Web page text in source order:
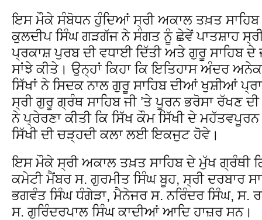
ਇਸ ਮੌਕੇ ਸੰਬੋਧਨ ਹੁੰਦਿਆਂ ਸ੍ਰੀ ਅਕਾਲ ਤਖ਼ਤ ਸਾਹਿਬ
ਕੁਲਦੀਪ ਸਿੰਘ ਗੜਗੱਜ ਨੇ ਸੰਗਤ ਨੂੰ ਛੇਵੇਂ ਪਾਤਸ਼ਾਹ
ਪ੍ਰਕਾਸ਼ ਪੁਰਬ ਦੀ ਵਧਾਈ ਦਿੱਤੀ ਅਤੇ ਗੁਰੂ ਸਾਹਿਬ ਦੇ
ਸਾਂਝੇ ਕੀਤੇ। ਉਨ੍ਹਾਂ ਕਿਹਾ ਕਿ ਇਤਿਹਾਸ ਅੰਦਰ
ਸਿੱਖਾਂ ਨੇ ਸਿਦਕ ਨਾਲ ਗੁਰੂ ਸਾਹਿਬ ਦੀਆਂ ਖੁਸ਼ੀਆਂ
ਸ੍ਰੀ ਗੁਰੂ ਗ੍ਰੰਥ ਸਾਹਿਬ ਜੀ ’ਤੇ ਪੂਰਨ ਭਰੋਸਾ ਰੱਖਣ
ਨੇ ਪ੍ਰੇਰਣਾ ਕੀਤੀ ਕਿ ਸਿੱਖ ਕੌਮ ਸਿੱਖੀ ਦੇ ਮਹੱਤਵਪੂਰਨ
ਸਿੱਖੀ ਦੀ ਚੜ੍ਹਦੀ ਕਲਾ ਲਈ ਇਕਜੁਟ ਹੋਵੇ।
ਇਸ ਮੌਕੇ ਸ੍ਰੀ ਅਕਾਲ ਤਖ਼ਤ ਸਾਹਿਬ ਦੇ ਮੁੱਖ ਗ੍ਰੰਥੀ
ਕਮੇਟੀ ਮੈਂਬਰ ਸ. ਗੁਰਮੀਤ ਸਿੰਘ ਬੂਹ, ਸ੍ਰੀ ਦਰਬਾਰ
ਭਗਵੰਤ ਸਿੰਘ ਧੰਗੇੜਾ, ਮੈਨੇਜਰ ਸ. ਨਰਿੰਦਰ ਸਿੰਘ, ਸ.
ਸ. ਗੁਰਿੰਦਰਪਾਲ ਸਿੰਘ ਕਾਦੀਆਂ ਆਦਿ ਹਾਜ਼ਰ ਸਨ।